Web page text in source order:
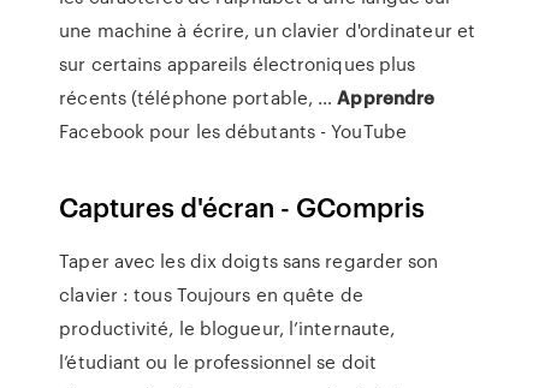
une machine à écrire, un clavier d'ordinateur et
sur certains appareils électroniques plus
récents (téléphone portable, …Apprendre
Facebook pour les débutants - YouTube
Captures d'écran - GCompris
Taper avec les dix doigts sans regarder son
clavier : tous Toujours en quête de
productivité, le blogueur, l’internaute,
l’étudiant ou le professionnel se doit